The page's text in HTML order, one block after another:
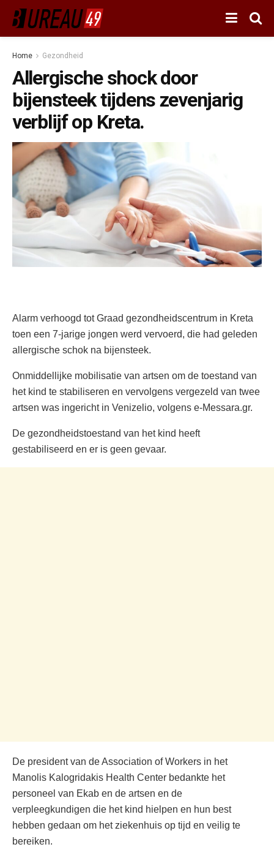
Home Gezondheid
Allergische shock door
bijensteek tijdens zevenjarig
verblijf op Kreta.
Alarm verhoogd tot Graad gezondheidscentrum in Kreta
toen een 7-jarige jongen werd vervoerd, die had geleden
allergische schok na bijensteek.
Onmiddellijke mobilisatie van artsen om de toestand van
het kind te stabiliseren en vervolgens vergezeld van twee
artsen was ingericht in Venizelio, volgens e-Messara.gr.
De gezondheidstoestand van het kind heeft
gestabiliseerd en er is geen gevaar.
De president van de Association of Workers in het
Manolis Kalogridakis Health Center bedankte het
personeel van Ekab en de artsen en de
verpleegkundigen die het kind hielpen en hun best
hebben gedaan om het ziekenhuis op tijd en veilig te
bereiken.